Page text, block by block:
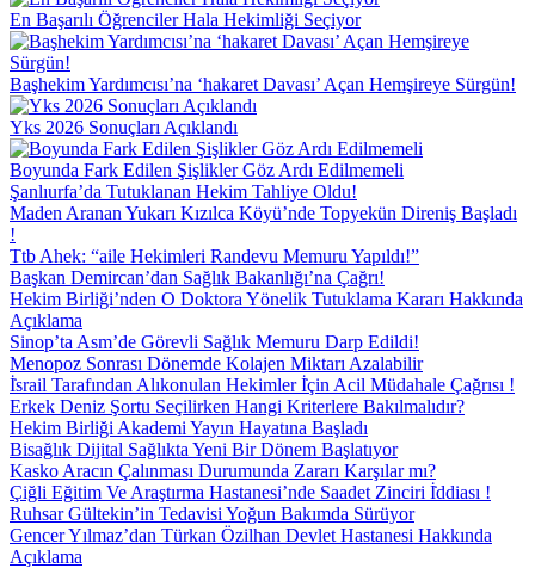
En Başarılı Öğrenciler Hala Hekimliği Seçiyor
Başhekim Yardımcısı’na ‘hakaret Davası’ Açan Hemşireye Sürgün!
Yks 2026 Sonuçları Açıklandı
Boyunda Fark Edilen Şişlikler Göz Ardı Edilmemeli
Şanlıurfa’da Tutuklanan Hekim Tahliye Oldu!
Maden Aranan Yukarı Kızılca Köyü’nde Topyekün Direniş Başladı
!
Ttb Ahek: “aile Hekimleri Randevu Memuru Yapıldı!”
Başkan Demircan’dan Sağlık Bakanlığı’na Çağrı!
Hekim Birliği’nden O Doktora Yönelik Tutuklama Kararı Hakkında
Açıklama
Sinop’ta Asm’de Görevli Sağlık Memuru Darp Edildi!
Menopoz Sonrası Dönemde Kolajen Miktarı Azalabilir
İ̇srail Tarafından Alıkonulan Hekimler İ̇çin Acil Müdahale Çağrısı !
Erkek Deniz Şortu Seçilirken Hangi Kriterlere Bakılmalıdır?
Hekim Birliği Akademi Yayın Hayatına Başladı
Bisağlık Dijital Sağlıkta Yeni Bir Dönem Başlatıyor
Kasko Aracın Çalınması Durumunda Zararı Karşılar mı?
Çiğli Eğitim Ve Araştırma Hastanesi’nde Saadet Zinciri İ̇ddiası !
Ruhsar Gültekin’in Tedavisi Yoğun Bakımda Sürüyor
Gencer Yılmaz’dan Türkan Özilhan Devlet Hastanesi Hakkında
Açıklama